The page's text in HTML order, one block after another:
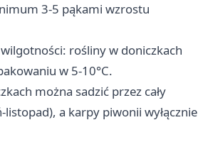
3-5 pąkami wzrostu
rośliny w doniczkach
w 5-10°C.
można sadzić przez cały
a karpy piwonii wyłącznie